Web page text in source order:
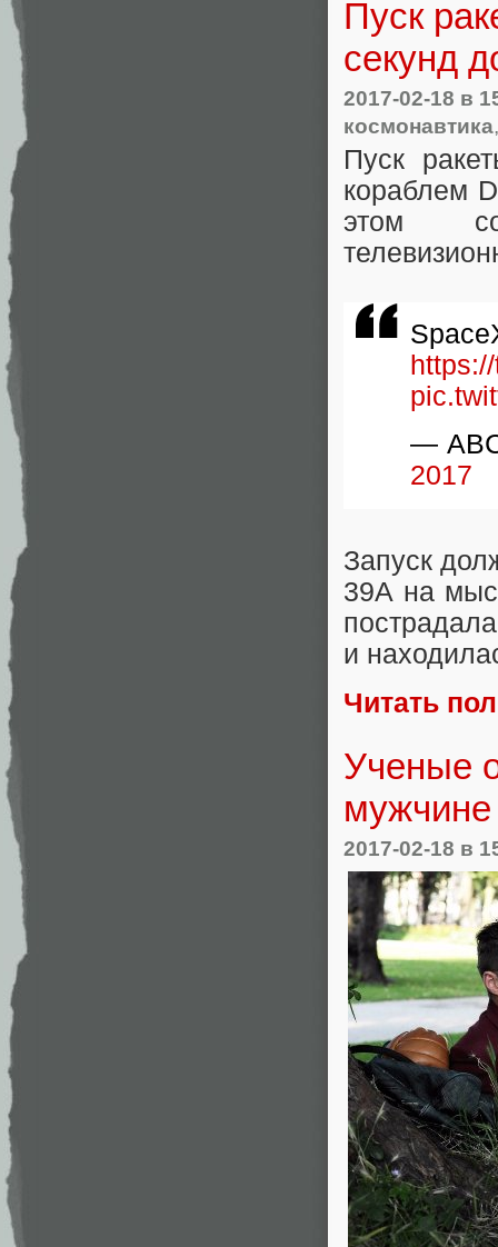
Пуск
секунд
2017-02-18 в
космонавтика
Пуск
кораблем
этом
—
2017
Запуск
39A на
и
Читать
Ученые
мужчине
2017-02-18 в